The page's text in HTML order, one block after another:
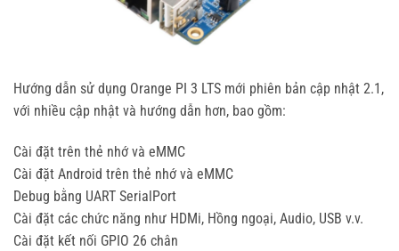
Hướng dẫn sử dụng Orange PI 3 LTS mới phiên bản cập nhật 2.1,
với nhiều cập nhật và hướng dẫn hơn, bao gồm:
Cài đặt trên thẻ nhớ và eMMC
Cài đặt Android trên thẻ nhớ và eMMC
Debug bằng UART SerialPort
Cài đặt các chức năng như HDMi, Hồng ngoại, Audio, USB v.v.
Cài đặt kết nối GPIO 26 chân